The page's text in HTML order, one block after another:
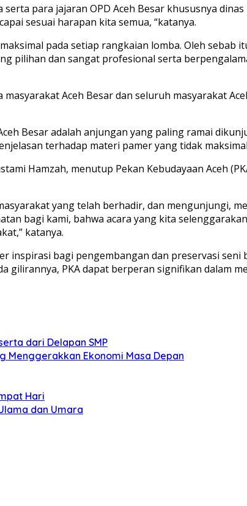
para jajaran OPD Aceh Besar khususnya
sesuai harapan kita semua, “katanya.
pada setiap rangkaian lomba. Oleh sebab
pilihan dan sangat profesional serta
Aceh Besar dan seluruh masyarakat
Besar adalah anjungan yang paling ramai
terhadap materi pamer yang tidak
Hamzah, menutup Pekan Kebudayaan Aceh
yang telah berhadir, dan mengunjungi,
bagi kami, bahwa acara yang kita
katanya.
inspirasi bagi pengembangan dan preservasi seni
PKA dapat berperan signifikan dalam
dari Delapan SMP
Menggerakkan Ekonomi Masa Depan
Hari
dan Umara